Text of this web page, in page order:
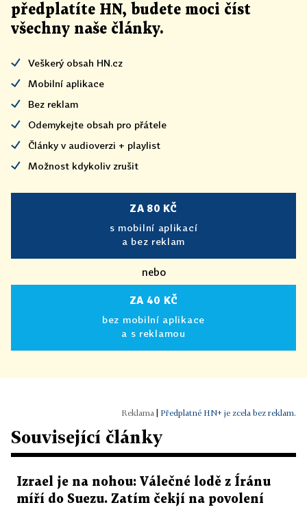
předplatíte HN, budete moci číst
všechny naše články.
Veškerý obsah HN.cz
Mobilní aplikace
Bez reklam
Odemykejte obsah pro přátele
Články v audioverzi + playlist
Možnost kdykoliv zrušit
ZA 80 KČ
s mobilní aplikací
a bez reklam
nebo
ZA 40 KČ
bez mobilní aplikace
a s reklamou
Předplatné HN+ je zcela bez reklam.
Související články
Izrael je na nohou: Válečné lodě z Íránu
míří do Suezu. Zatím čekjí na povolení